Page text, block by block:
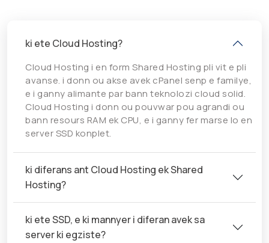
ki ete Cloud Hosting?
Cloud Hosting i en form Shared Hosting pli vit e pli
avanse. i donn ou akse avek cPanel senp e familye,
e i ganny alimante par bann teknolozi cloud solid.
Cloud Hosting i donn ou pouvwar pou agrandi ou
bann resours RAM ek CPU, e i ganny fer marse lo en
server SSD konplet.
ki diferans ant Cloud Hosting ek Shared
Hosting?
ki ete SSD, e ki mannyer i diferan avek sa
server ki egziste?